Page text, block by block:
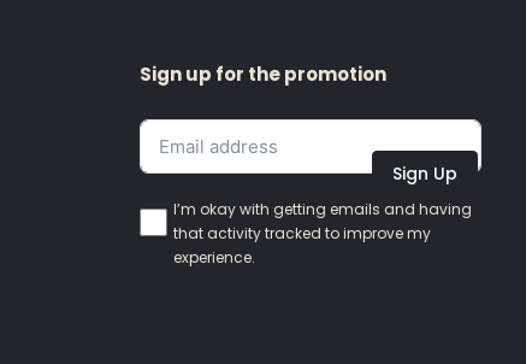
Sign up for the promotion
Sign Up
I’m okay with getting emails and having
that activity tracked to improve my
experience.